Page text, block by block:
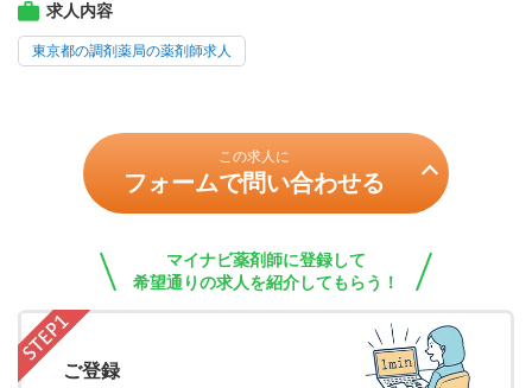
求人内容
東京都の調剤薬局の薬剤師求人
この求人に
フォームで問い合わせる
マイナビ薬剤師に登録して
希望通りの求人を紹介してもらう！
ご登録